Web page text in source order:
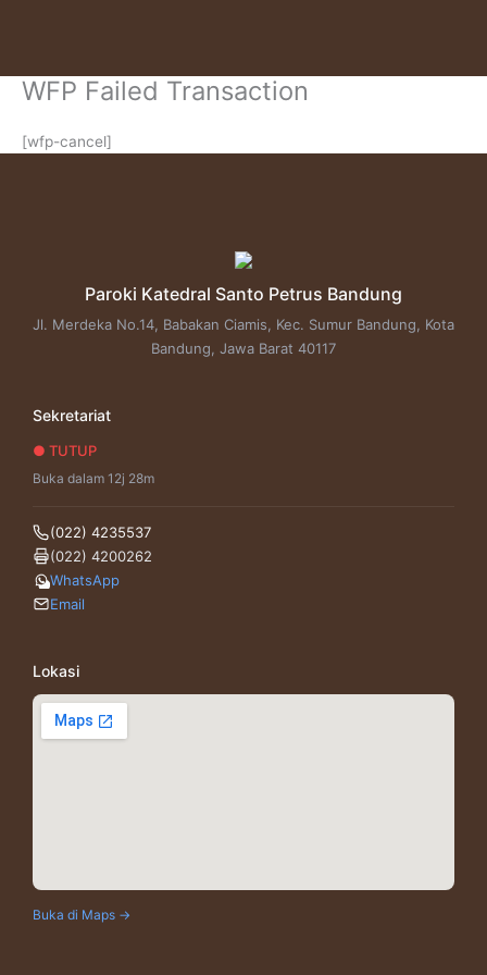
WFP Failed Transaction
[wfp-cancel]
Paroki Katedral Santo Petrus Bandung
Jl. Merdeka No.14, Babakan Ciamis, Kec. Sumur Bandung, Kota
Bandung, Jawa Barat 40117
Sekretariat
● TUTUP
Buka dalam 12j 28m
(022) 4235537
(022) 4200262
WhatsApp
Email
Lokasi
Buka di Maps →